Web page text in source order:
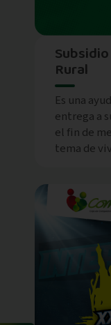
Rural
Es una
entrega a
el fin de
tema de